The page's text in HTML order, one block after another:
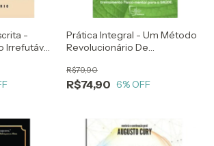
-
Irrefutável
Prática Integral - Um Método
Revolucionário De
Para A Saúde - Ju Romantini
R$74,90
R$79,90
6% OFF